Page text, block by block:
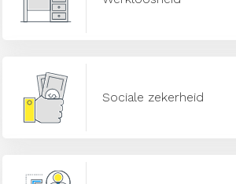
Sociale zekerheid